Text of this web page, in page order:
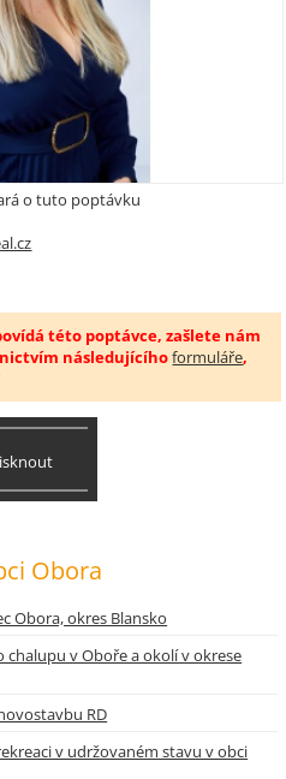
o tuto poptávku
této poptávce, zašlete nám
následujícíhoformuláře,
Obora
Obora, okres Blansko
v Oboře a okolí v okrese
RD
v udržovaném stavu v obci